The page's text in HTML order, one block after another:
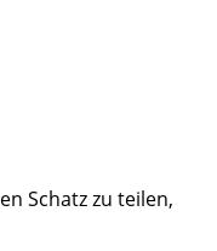
Schatz zu teilen,